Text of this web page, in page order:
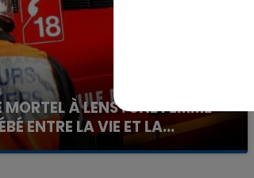
À LENS : UNE FEMME
ENTRE LA VIE ET LA...
s'est immolé par le feu après avoir